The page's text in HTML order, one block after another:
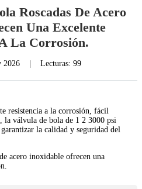
Roscadas De Acero
Una Excelente
La Corrosión.
2026 Lecturas: 99
resistencia a la corrosión, fácil
válvula de bola de 1 2 3000 psi
la calidad y seguridad del